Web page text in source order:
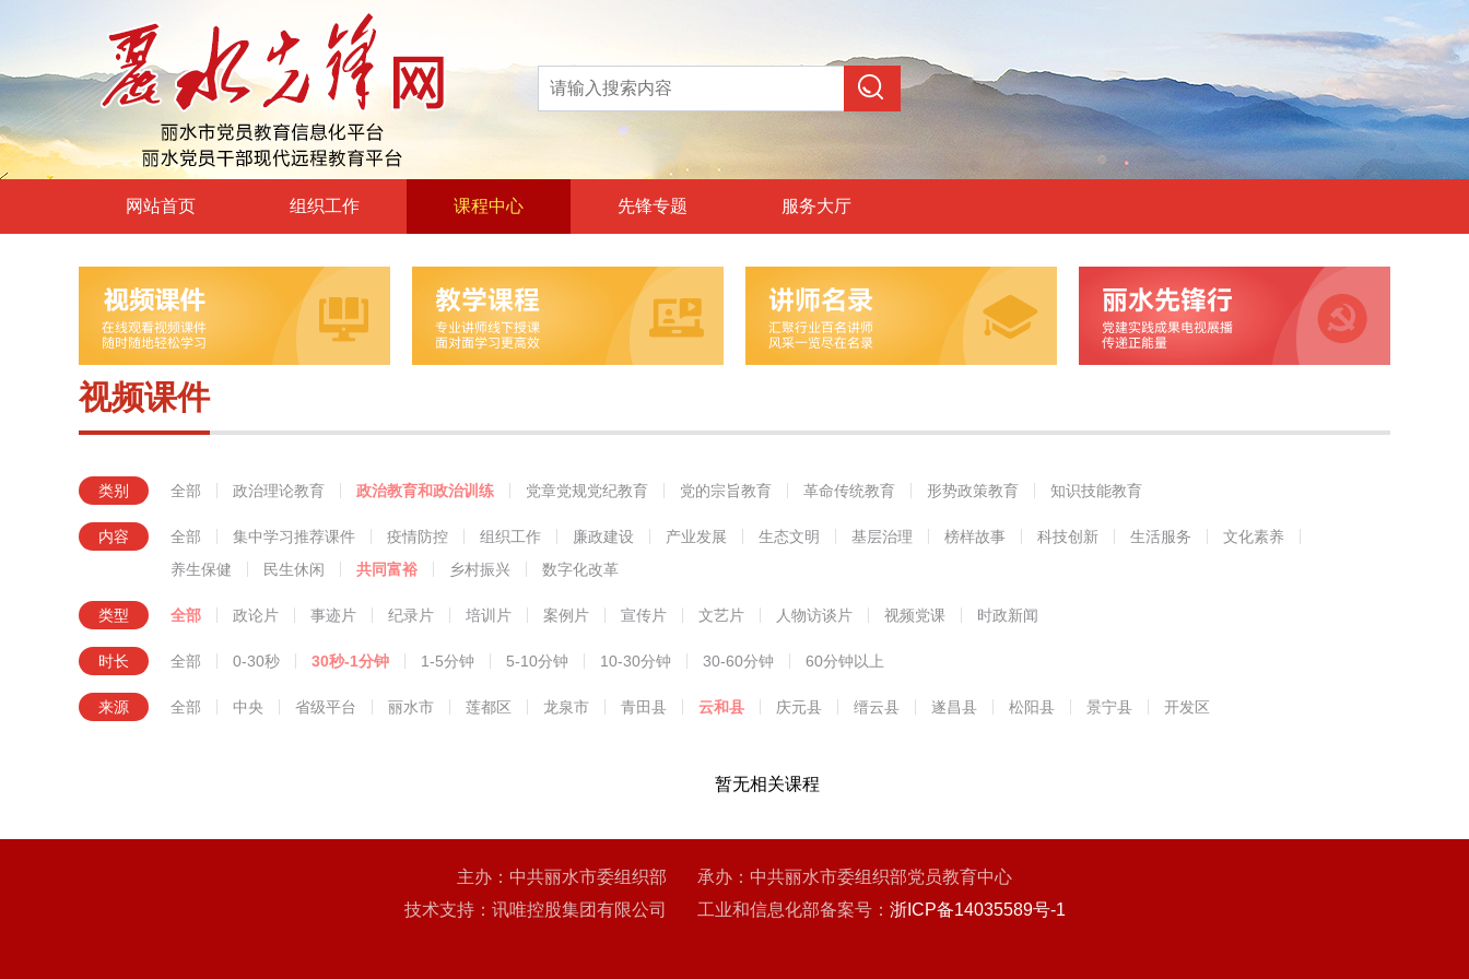
网站首页 组织工作
领导动态
自身建设
组工之窗
课程中心
政治教育和政治训练
党章党规党纪教育
革命传统教育
先锋专题 服务大厅
视频课件
类别 全部 政治理论教育 政治教育和政治训练 党章党规党纪教育 党的宗旨教育 革命传统教育 形势政策教育 知识技能教育
内容 全部 集中学习推荐课件 疫情防控 组织工作 廉政建设 产业发展 生态文明 基层治理 榜样故事 科技创新 生活服务
文化素养
养生保健
民生休闲 共同富裕 乡村振兴 数字化改革
类型 全部 政论片 事迹片 纪录片 培训片 案例片 宣传片 文艺片 人物访谈片 视频党课 时政新闻
时长 全部 0-30秒 30秒-1分钟 1-5分钟 5-10分钟 10-30分钟 30-60分钟 60分钟以上
来源 全部 中央 省级平台 丽水市 莲都区 龙泉市 青田县 云和县 庆元县 缙云县 遂昌县 松阳县 景宁县 开发区
暂无相关课程
主办：中共丽水市委组织部 承办：中共丽水市委组织部党员教育中心
技术支持：讯唯控股集团有限公司 工业和信息化部备案号： 浙ICP备14035589号-1